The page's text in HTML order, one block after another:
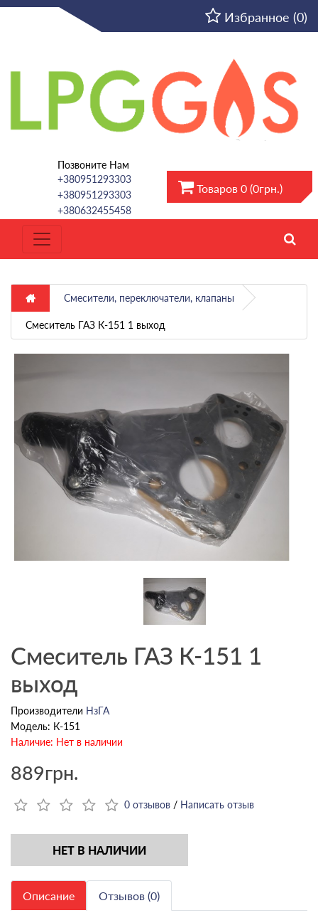
Избранное (0)
Позвоните Нам
+380951293303
+380951293303
+380632455458
Товаров 0 (0грн.)
Смесители, переключатели, клапаны
Смеситель ГАЗ К-151 1 выход
Смеситель ГАЗ К-151 1
выход
Производители НзГА
Модель: К-151
Наличие: Нет в наличии
889грн.
0 отзывов / Написать отзыв
НЕТ В НАЛИЧИИ
Описание Отзывов (0)